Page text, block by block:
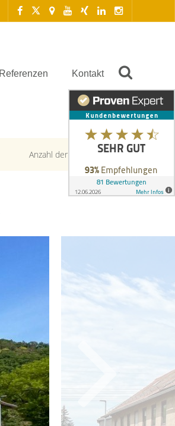
Referenzen Kontakt
Anzahl der Objekte:4 | 184